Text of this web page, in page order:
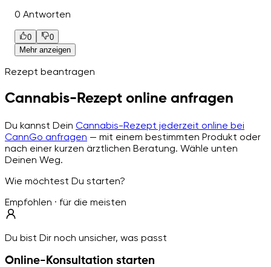
0 Antworten
0
0
Mehr anzeigen
Rezept beantragen
Cannabis-Rezept online anfragen
Du kannst Dein Cannabis-Rezept jederzeit online bei
CannGo anfragen — mit einem bestimmten Produkt oder
nach einer kurzen ärztlichen Beratung. Wähle unten
Deinen Weg.
Wie möchtest Du starten?
Empfohlen · für die meisten
Du bist Dir noch unsicher, was passt
Online-Konsultation starten